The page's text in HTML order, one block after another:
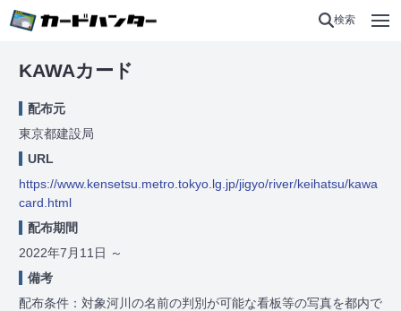
検索
KAWAカード
配布元
東京都建設局
URL
https://www.kensetsu.metro.tokyo.lg.jp/jigyo/river/keihatsu/kawa
card.html
配布期間
2022年7月11日 ～
備考
配布条件：対象河川の名前の判別が可能な看板等の写真を都内で